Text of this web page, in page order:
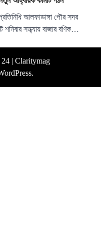
আলফাডাঙ্গা পৌর সদর
শনিবার সন্ধ্যায় বাজার বণিক…
| Claritymag
.